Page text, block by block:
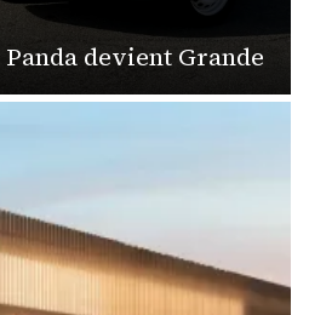
devient Grande